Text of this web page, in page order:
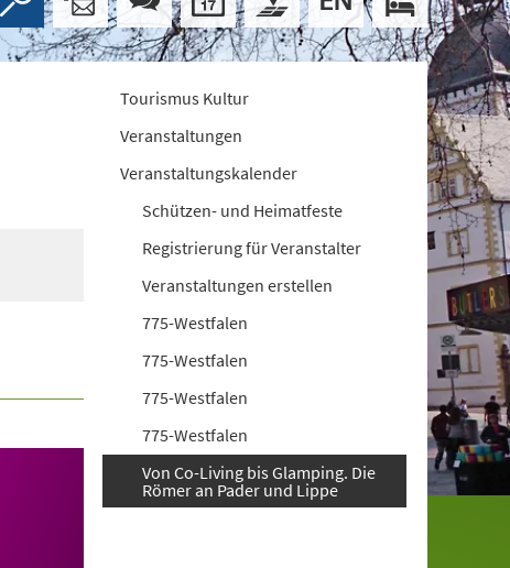
Tourismus Kultur
Veranstaltungen
Veranstaltungskalender
Schützen- und Heimatfeste
Registrierung für Veranstalter
Veranstaltungen erstellen
775-Westfalen
775-Westfalen
775-Westfalen
775-Westfalen
Von Co-Living bis Glamping. Die
Römer an Pader und Lippe